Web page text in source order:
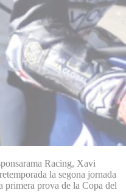
Racing, Xavi
la segona jornada
primera prova de la Copa del